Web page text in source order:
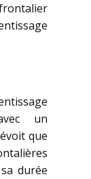
un
que
durée